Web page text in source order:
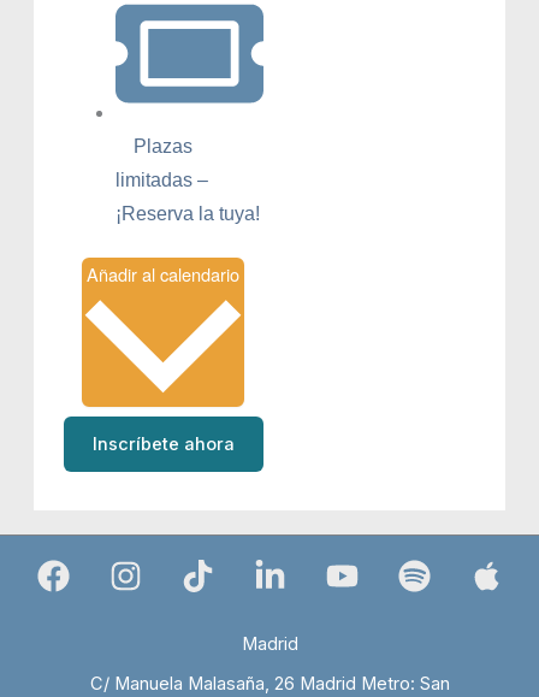
Plazas
limitadas –
¡Reserva la tuya!
Inscríbete ahora
Madrid
C/ Manuela Malasaña, 26 Madrid Metro: San